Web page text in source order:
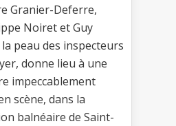
Granier-Deferre,
Noiret et Guy
peau des inspecteurs
donne lieu à une
impeccablement
scène, dans la
balnéaire de Saint-